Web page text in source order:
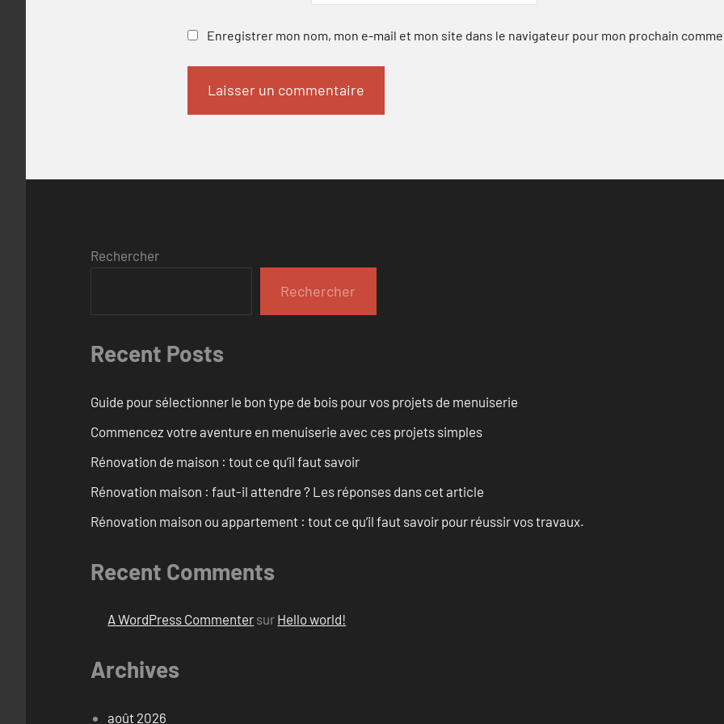
Enregistrer mon nom, mon e-mail et mon site dans le navigateur pour mon prochain
Rechercher
Rechercher
Recent Posts
Guide pour sélectionner le bon type de bois pour vos projets de menuiserie
Commencez votre aventure en menuiserie avec ces projets simples
Rénovation de maison : tout ce qu’il faut savoir
Rénovation maison : faut-il attendre ? Les réponses dans cet article
Rénovation maison ou appartement : tout ce qu’il faut savoir pour réussir vos travaux.
Recent Comments
A WordPress Commenter sur Hello world!
Archives
août 2026